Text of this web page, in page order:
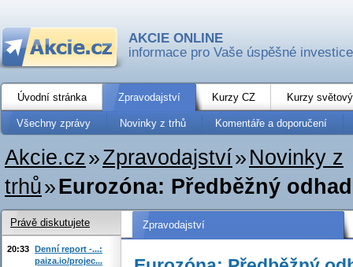
AKCIE ONLINE
informace pro Vaše úspěšné investice
Úvodní stránka Zpravodajství Kurzy CZ Kurzy
Všechny zprávy Novinky z trhů Komentáře a doporučení
Akcie.cz»Zpravodajství» Novinky z
trhů»Eurozóna: Předběžný
Zpravodajství
Právě diskutujete
20:33 Denní report -...:
paiza.io/projec...